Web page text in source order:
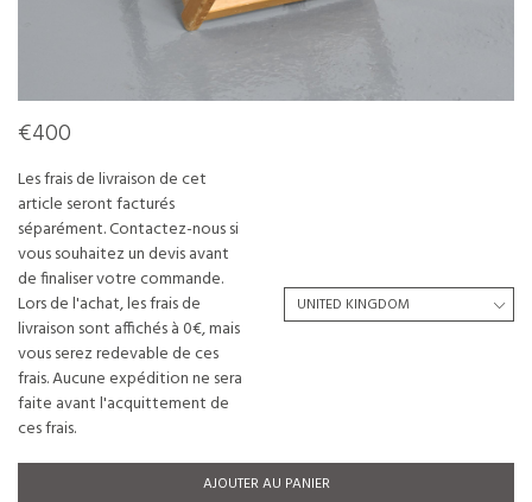
€400
Les frais de livraison de cet
article seront facturés
séparément. Contactez-nous si
vous souhaitez un devis avant
de finaliser votre commande.
Lors de l'achat, les frais de
livraison sont affichés à 0€, mais
vous serez redevable de ces
frais. Aucune expédition ne sera
faite avant l'acquittement de
ces frais.
AJOUTER AU PANIER